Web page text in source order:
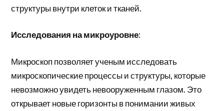
структуры внутри клеток и тканей.
Исследования на микроуровне:
Микроскоп позволяет ученым исследовать
микроскопические процессы и структуры, которые
невозможно увидеть невооруженным глазом. Это
открывает новые горизонты в понимании живых